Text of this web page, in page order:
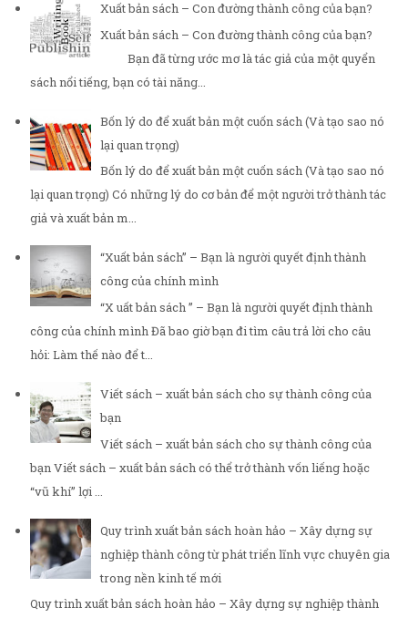
Xuất bản sách – Con đường thành công của bạn?
Xuất bản sách – Con đường thành công của bạn?
Bạn đã từng ước mơ là tác giả của một quyển
sách nổi tiếng, bạn có tài năng...
Bốn lý do để xuất bản một cuốn sách (Và tạo sao nó
lại quan trọng)
Bốn lý do để xuất bản một cuốn sách (Và tạo sao nó
lại quan trọng) Có những lý do cơ bản để một người trở thành tác
giả và xuất bản m...
“Xuất bản sách” – Bạn là người quyết định thành
công của chính mình
“X uất bản sách ” – Bạn là người quyết định thành
công của chính mình Đã bao giờ bạn đi tìm câu trả lời cho câu
hỏi: Làm thế nào để t...
Viết sách – xuất bản sách cho sự thành công của
bạn
Viết sách – xuất bản sách cho sự thành công của
bạn Viết sách – xuất bản sách có thể trở thành vốn liếng hoặc
“vũ khí” lợi ...
Quy trình xuất bản sách hoàn hảo – Xây dựng sự
nghiệp thành công từ phát triển lĩnh vực chuyên gia
trong nền kinh tế mới
Quy trình xuất bản sách hoàn hảo – Xây dựng sự nghiệp thành